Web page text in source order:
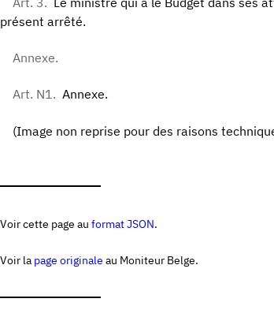
présent arrêté.
Annexe.
Art. N1. Annexe.
(Image non reprise pour des raisons
Voir cette page au format JSON.
Voir la page originale au Moniteur Belge.